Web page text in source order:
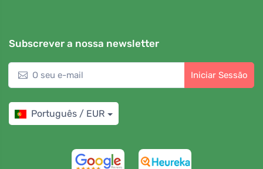
Subscrever a nossa newsletter
Iniciar Sessão
Português / EUR